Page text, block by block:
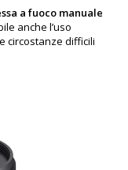
a fuoco manuale
anche l’uso
circostanze difficili